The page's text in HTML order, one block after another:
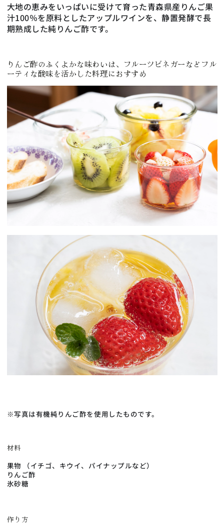
大地の恵みをいっぱいに受けて育った青森県産りんご果
汁100％を原料としたアップルワインを、静置発酵で長
期熟成した純りんご酢です。
りんご酢のふくよかな味わいは、フルーツビネガーなどフル
ーティな酸味を活かした料理におすすめ
※写真は有機純りんご酢を使用したものです。
材料
果物 （イチゴ、キウイ、パイナップルなど）
りんご酢
氷砂糖
作り方